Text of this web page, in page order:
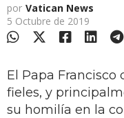
por Vatican News
5 Octubre de 2019
El Papa Francisco
fieles, y
su homilía en la